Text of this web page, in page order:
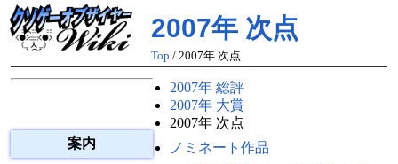
2007年 次点
Top / 2007年 次点
案内
2007年 総評
2007年 大賞
2007年 次点
ノミネート作品